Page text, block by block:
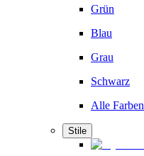
Grün
Blau
Grau
Schwarz
Alle Farben
Stile